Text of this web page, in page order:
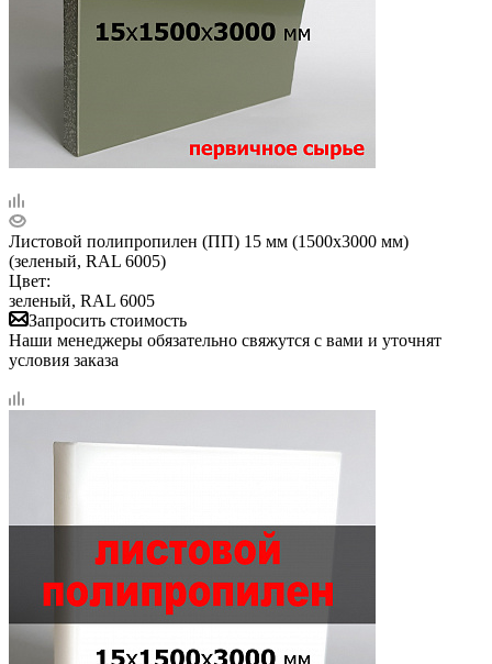
Листовой полипропилен (ПП) 15 мм (1500х3000 мм)
(зеленый, RAL 6005)
Цвет:
зеленый, RAL 6005
Запросить стоимость
Наши менеджеры обязательно свяжутся с вами и уточнят
условия заказа